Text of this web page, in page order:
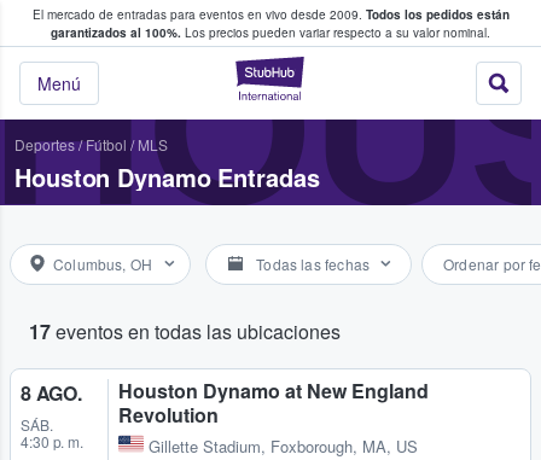
El mercado de entradas para eventos en vivo desde 2009. Todos los pedidos están
garantizados al 100%. Los precios pueden variar respecto a su valor nominal.
StubHub:
Menú
y venta de entradas entre fans
Deportes/Fútbol / MLS
Houston Dynamo Entradas
Columbus, OH Todas las fechas Ordenar por
17eventos en todas las ubicaciones
8 AGO.
SÁB.
4:30 p. m.
Houston Dynamo at New England
Revolution
Gillette Stadium, Foxborough, MA, US